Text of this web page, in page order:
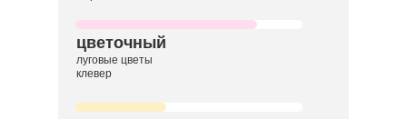
цветочный
луговые цветы
клевер